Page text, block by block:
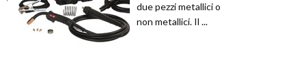
due pezzi metallici o
non metallici. Il ...